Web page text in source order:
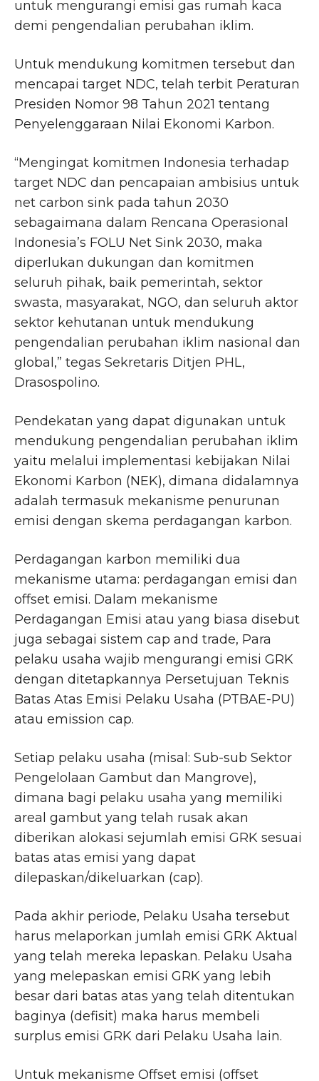
untuk mengurangi emisi gas rumah kaca
demi pengendalian perubahan iklim.
Untuk mendukung komitmen tersebut dan
mencapai target NDC, telah terbit Peraturan
Presiden Nomor 98 Tahun 2021 tentang
Penyelenggaraan Nilai Ekonomi Karbon.
“Mengingat komitmen Indonesia terhadap
target NDC dan pencapaian ambisius untuk
net carbon sink pada tahun 2030
sebagaimana dalam Rencana Operasional
Indonesia’s FOLU Net Sink 2030, maka
diperlukan dukungan dan komitmen
seluruh pihak, baik pemerintah, sektor
swasta, masyarakat, NGO, dan seluruh aktor
sektor kehutanan untuk mendukung
pengendalian perubahan iklim nasional dan
global,” tegas Sekretaris Ditjen PHL,
Drasospolino.
Pendekatan yang dapat digunakan untuk
mendukung pengendalian perubahan iklim
yaitu melalui implementasi kebijakan Nilai
Ekonomi Karbon (NEK), dimana didalamnya
adalah termasuk mekanisme penurunan
emisi dengan skema perdagangan karbon.
Perdagangan karbon memiliki dua
mekanisme utama: perdagangan emisi dan
offset emisi. Dalam mekanisme
Perdagangan Emisi atau yang biasa disebut
juga sebagai sistem cap and trade, Para
pelaku usaha wajib mengurangi emisi GRK
dengan ditetapkannya Persetujuan Teknis
Batas Atas Emisi Pelaku Usaha (PTBAE-PU)
atau emission cap.
Setiap pelaku usaha (misal: Sub-sub Sektor
Pengelolaan Gambut dan Mangrove),
dimana bagi pelaku usaha yang memiliki
areal gambut yang telah rusak akan
diberikan alokasi sejumlah emisi GRK sesuai
batas atas emisi yang dapat
dilepaskan/dikeluarkan (cap).
Pada akhir periode, Pelaku Usaha tersebut
harus melaporkan jumlah emisi GRK Aktual
yang telah mereka lepaskan. Pelaku Usaha
yang melepaskan emisi GRK yang lebih
besar dari batas atas yang telah ditentukan
baginya (defisit) maka harus membeli
surplus emisi GRK dari Pelaku Usaha lain.
Untuk mekanisme Offset emisi (offset